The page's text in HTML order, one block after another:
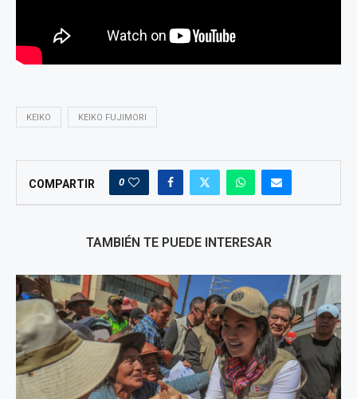
KEIKO KEIKO FUJIMORI
COMPARTIR 0
TAMBIÉN TE PUEDE INTERESAR